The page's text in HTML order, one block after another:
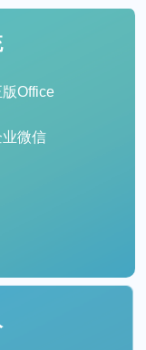
版Office
业微信